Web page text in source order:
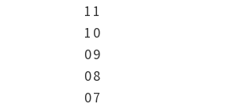
11
10
09
08
07